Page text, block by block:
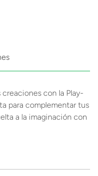
con la Play-
para complementar tus
a la imaginación con